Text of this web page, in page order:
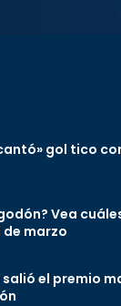
gol tico
Vea
de marzo
salió el premio